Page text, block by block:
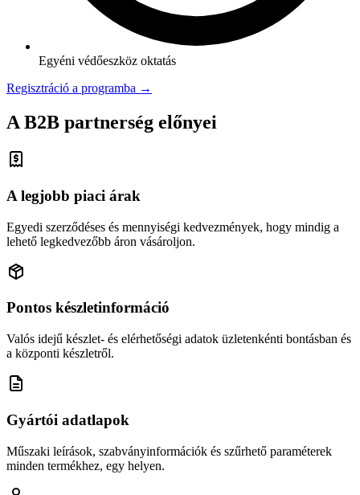
Egyéni védőeszköz oktatás
Regisztráció a programba →
A B2B partnerség előnyei
A legjobb piaci árak
Egyedi szerződéses és mennyiségi kedvezmények, hogy mindig a
lehető legkedvezőbb áron vásároljon.
Pontos készletinformáció
Valós idejű készlet- és elérhetőségi adatok üzletenkénti bontásban és
a központi készletről.
Gyártói adatlapok
Műszaki leírások, szabványinformációk és szűrhető paraméterek
minden termékhez, egy helyen.